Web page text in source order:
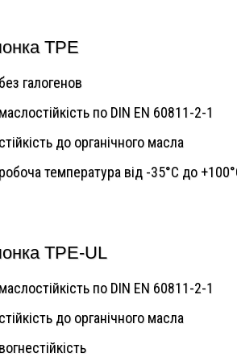
TPE
без галогенов
маслостійкість по DIN EN 60811-2-1
стійкість до органічного масла
робоча температура від -35°C до
TPE-UL
маслостійкість по DIN EN 60811-2-1
стійкість до органічного масла
вогнестійкість